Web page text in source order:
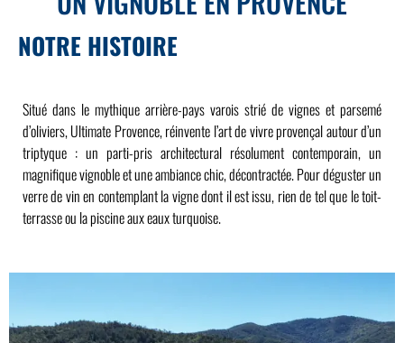
NOTRE HISTOIRE
Situé dans le mythique arrière-pays varois strié de vignes et parsemé
d’oliviers, Ultimate Provence, réinvente l’art de vivre provençal autour d’un
triptyque : un parti-pris architectural résolument contemporain, un
magnifique vignoble et une ambiance chic, décontractée. Pour déguster un
verre de vin en contemplant la vigne dont il est issu, rien de tel que le toit-
terrasse ou la piscine aux eaux turquoise.